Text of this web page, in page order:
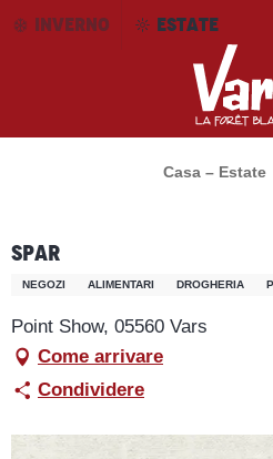
AllerINVERNO ESTATE
Casa – Estate
Spar
NEGOZI ALIMENTARI DROGHERIA
Point Show, 05560 Vars
Come arrivare
Condividere